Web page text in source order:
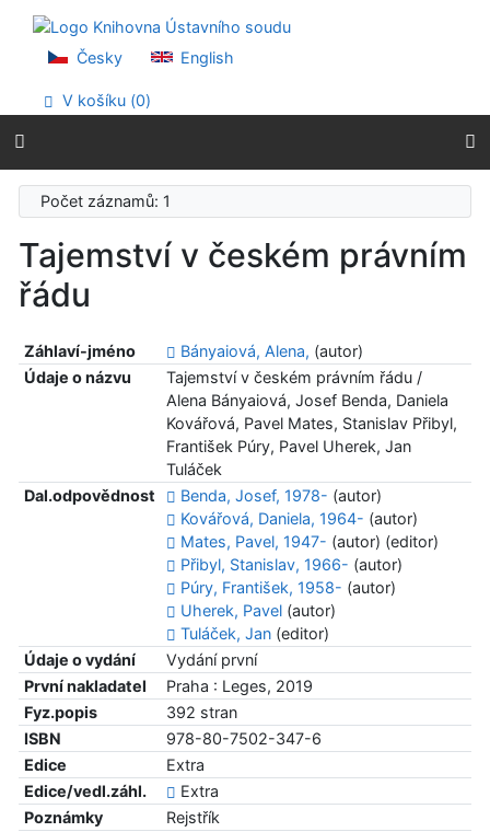
Přejít na menu
Prohlášení o webové přístupnosti
Česky English
V košíku (0)
Počet záznamů: 1
Tajemství v českém právním
řádu
Záhlaví-jméno Bányaiová, Alena, (autor)
Údaje o názvu
Tajemství v českém právním řádu /
Alena Bányaiová, Josef Benda, Daniela
Kovářová, Pavel Mates, Stanislav Přibyl,
František Púry, Pavel Uherek, Jan
Tuláček
Dal.odpovědnost
Benda, Josef, 1978- (autor)
Kovářová, Daniela, 1964- (autor)
Mates, Pavel, 1947- (autor) (editor)
Přibyl, Stanislav, 1966- (autor)
Púry, František, 1958- (autor)
Uherek, Pavel(autor)
Tuláček, Jan(editor)
Údaje o vydání
Vydání první
První nakladatel
Praha : Leges, 2019
Fyz.popis
392 stran
ISBN
978-80-7502-347-6
Edice
Extra
Edice/vedl.záhl.
Extra
Poznámky
Rejstřík